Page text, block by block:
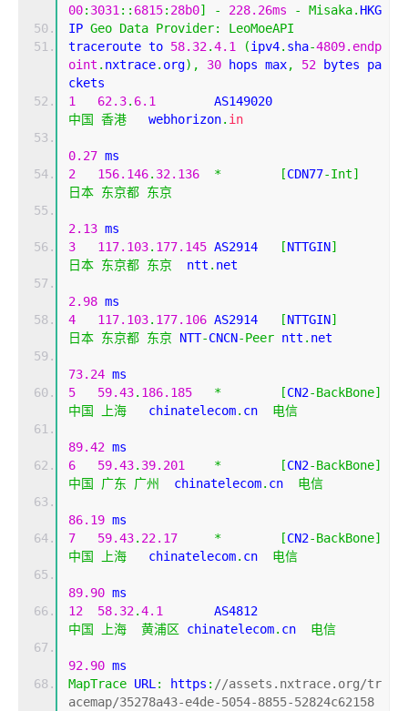
00: 3031 :: 6815: 28b0] - 228.26ms - Misaka. HKG
IP Geo Data Provider:
LeoMoeAPI
traceroute to 58.32.4.1 (ipv4. sha-4809.endp
oint . nxtrace. org), 30 hops max, 52 bytes pa
ckets
1
62.3. 6.1
中国 香港
   webhorizon
. in
0.27 ms
2
156.146. 32.136 * [CDN77-Int]
日本 东京都 东京
2.13 ms
3
117.103. 177.145 AS2914 [NTTGIN]
日本 东京都 东京
  ntt
. net
2.98 ms
4
117.103. 177.106 AS2914 [NTTGIN]
日本 东京都 东京 NTT-CNCN-Peer ntt . net
73.24 ms
5
59.43. 186.185 * [CN2-BackBone]
中国
上海
   chinatelecom
. cn 电信
89.42 ms
6
59.43. 39.201 * [CN2-BackBone]
中国
广东 广州
  chinatelecom
. cn 电信
86.19 ms
7
59.43. 22.17 * [CN2-BackBone]
中国
上海
   chinatelecom
. cn 电信
89.90 ms
12
58.32.4.1
中国
上海 黄浦区 chinatelecom. cn 电信
92.90 ms
MapTrace URL : https : //assets.nxtrace.org/tr
acemap/35278a43-e4de-5054-8855-52824c62158